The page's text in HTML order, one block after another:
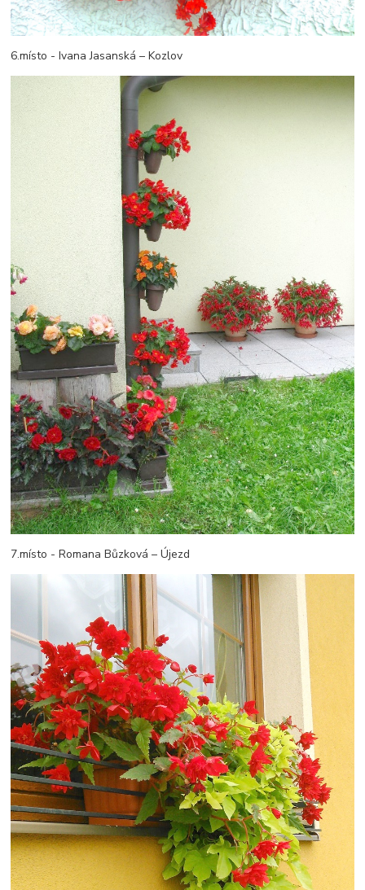
6.místo - Ivana Jasanská – Kozlov
7.místo - Romana Bůzková – Újezd